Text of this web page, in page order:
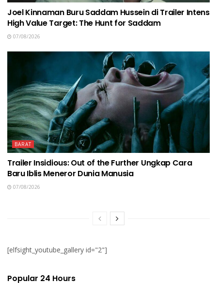
Joel Kinnaman Buru Saddam Hussein di Trailer Intens
High Value Target: The Hunt for Saddam
07/08/2026
BARAT
Trailer Insidious: Out of the Further Ungkap Cara
Baru Iblis Meneror Dunia Manusia
07/08/2026
[elfsight_youtube_gallery id="2"]
Popular 24 Hours